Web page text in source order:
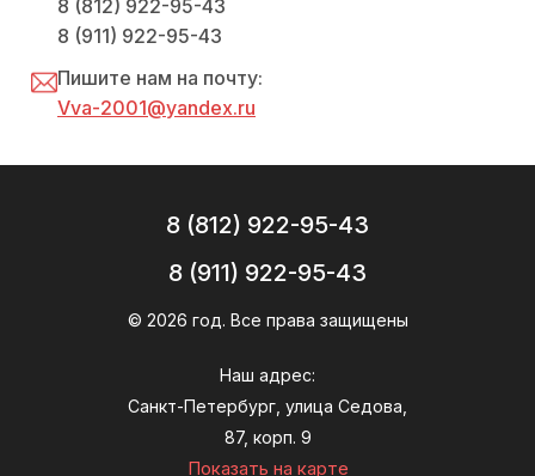
8 (812) 922-95-43
8 (911) 922-95-43
Пишите нам на почту:
Vva-2001@yandex.ru
8 (812) 922-95-43
8 (911) 922-95-43
© 2026 год. Все права защищены
Наш адрес:
Санкт-Петербург, улица Седова,
87, корп. 9
Показать на карте